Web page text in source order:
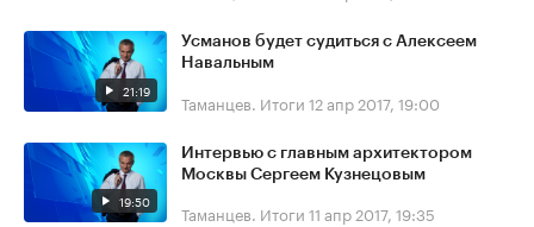
21:19
Усманов будет судиться с Алексеем
Навальным
Таманцев. Итоги 12 апр 2017, 19:00
19:50
Интервью с главным архитектором
Москвы Сергеем Кузнецовым
Таманцев. Итоги 11 апр 2017, 19:35